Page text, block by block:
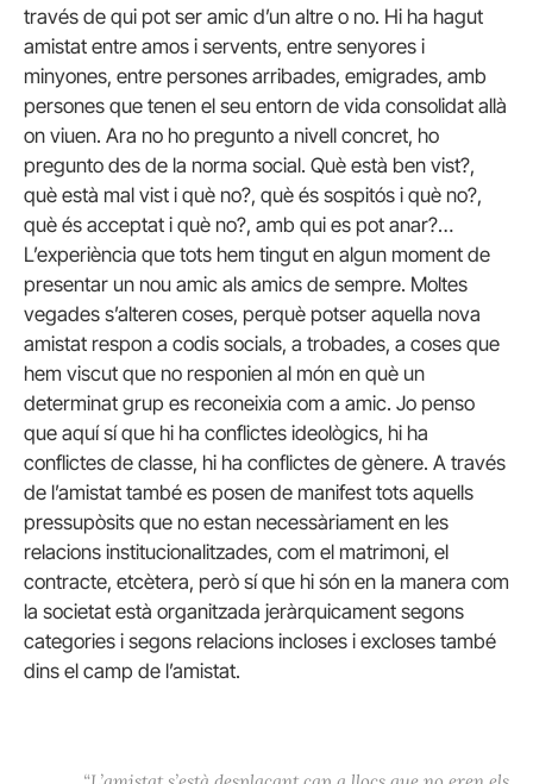
través de qui pot ser amic d’un altre o no. Hi ha hagut
amistat entre amos i servents, entre senyores i
minyones, entre persones arribades, emigrades, amb
persones que tenen el seu entorn de vida consolidat allà
on viuen. Ara no ho pregunto a nivell concret, ho
pregunto des de la norma social. Què està ben vist?,
què està mal vist i què no?, què és sospitós i què no?,
què és acceptat i què no?, amb qui es pot anar?…
L’experiència que tots hem tingut en algun moment de
presentar un nou amic als amics de sempre. Moltes
vegades s’alteren coses, perquè potser aquella nova
amistat respon a codis socials, a trobades, a coses que
hem viscut que no responien al món en què un
determinat grup es reconeixia com a amic. Jo penso
que aquí sí que hi ha conflictes ideològics, hi ha
conflictes de classe, hi ha conflictes de gènere. A través
de l’amistat també es posen de manifest tots aquells
pressupòsits que no estan necessàriament en les
relacions institucionalitzades, com el matrimoni, el
contracte, etcètera, però sí que hi són en la manera com
la societat està organitzada jeràrquicament segons
categories i segons relacions incloses i excloses també
dins el camp de l’amistat.